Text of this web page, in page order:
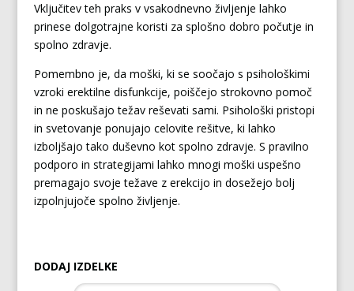
Vključitev teh praks v vsakodnevno življenje lahko
prinese dolgotrajne koristi za splošno dobro počutje in
spolno zdravje.
Pomembno je, da moški, ki se soočajo s psihološkimi
vzroki erektilne disfunkcije, poiščejo strokovno pomoč
in ne poskušajo težav reševati sami. Psihološki pristopi
in svetovanje ponujajo celovite rešitve, ki lahko
izboljšajo tako duševno kot spolno zdravje. S pravilno
podporo in strategijami lahko mnogi moški uspešno
premagajo svoje težave z erekcijo in dosežejo bolj
izpolnjujoče spolno življenje.
DODAJ IZDELKE